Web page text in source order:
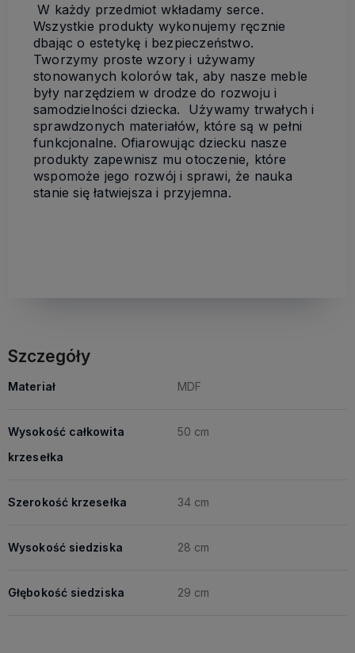
W każdy przedmiot wkładamy serce.
Wszystkie produkty wykonujemy ręcznie
dbając o estetykę i bezpieczeństwo.
Tworzymy proste wzory i używamy
stonowanych kolorów tak, aby nasze meble
były narzędziem w drodze do rozwoju i
samodzielności dziecka. Używamy trwałych i
sprawdzonych materiałów, które są w pełni
funkcjonalne. Ofiarowując dziecku nasze
produkty zapewnisz mu otoczenie, które
wspomoże jego rozwój i sprawi, że nauka
stanie się łatwiejsza i przyjemna.
Szczegóły
Materiał MDF
Wysokość całkowita
krzesełka
50 cm
Szerokość krzesełka 34 cm
Wysokość siedziska 28 cm
Głębokość siedziska 29 cm